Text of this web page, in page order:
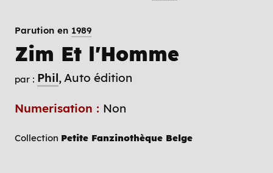
Parution en 1989
Zim Et l'Homme
par : Phil Auto édition
Numerisation : Non
Collection Petite Fanzinothèque Belge